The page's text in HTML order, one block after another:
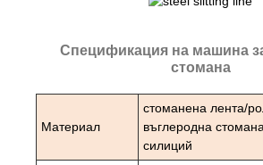
Спецификация на машина
стомана
Материал
стоманена лента/
въглеродна
силиций